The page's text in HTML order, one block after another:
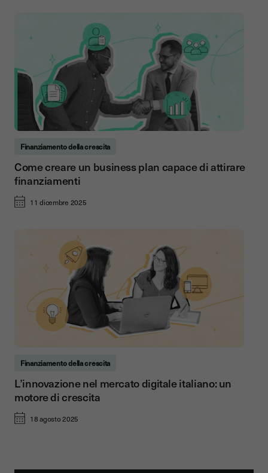
Finanziamento della crescita
Come creare un business plan capace di attirare
finanziamenti
11 dicembre 2025
Finanziamento della crescita
L’innovazione nel mercato digitale italiano: un
motore di crescita
18 agosto 2025